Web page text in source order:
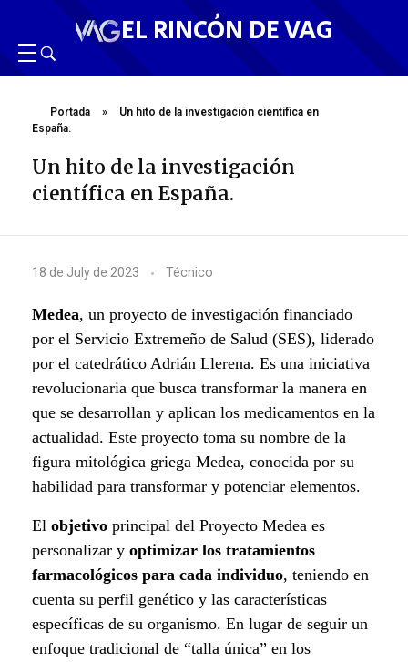
EL RINCÓN DE VAG
Portada »
Un hito de la investigación científica en
España.
Un hito de la investigación
científica en España.
U
n
h
i
t
o
d
e
l
a
i
18 de July de 2023 Técnico
Medea, un proyecto de investigación financiado
por el Servicio Extremeño de Salud (SES), liderado
por el catedrático Adrián Llerena. Es una iniciativa
revolucionaria que busca transformar la manera en
que se desarrollan y aplican los medicamentos en la
actualidad. Este proyecto toma su nombre de la
figura mitológica griega Medea, conocida por su
habilidad para transformar y potenciar elementos.
El objetivo principal del Proyecto Medea es
personalizar y optimizar los tratamientos
farmacológicos para cada individuo, teniendo en
cuenta su perfil genético y las características
específicas de su organismo. En lugar de seguir un
enfoque tradicional de “talla única” en los